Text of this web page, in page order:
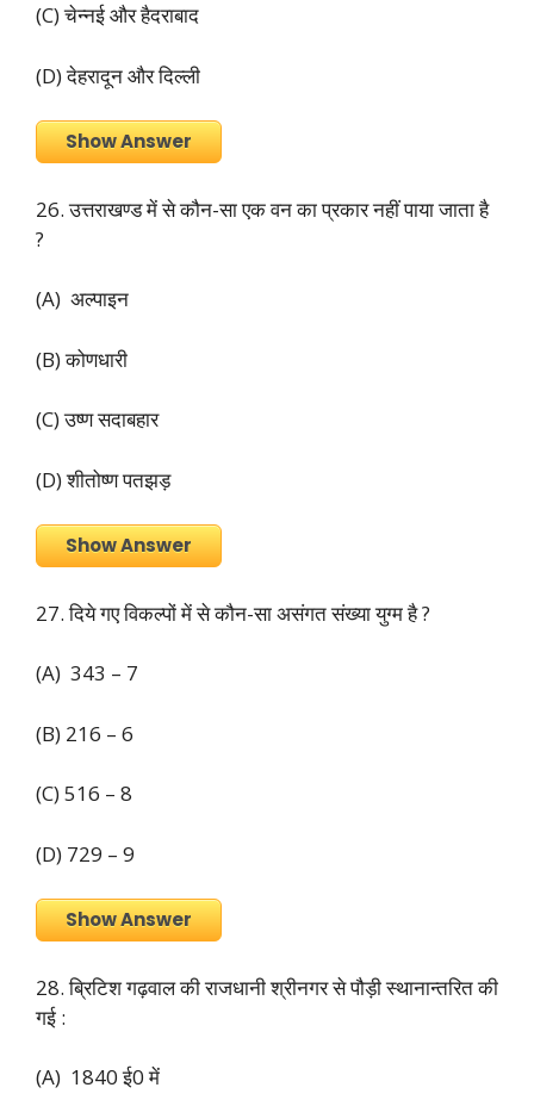
(C) चेन्नई और हैदराबाद
(D) देहरादून और दिल्ली
Show Answer
26. उत्तराखण्ड में से कौन-सा एक वन का प्रकार नहीं पाया जाता है
?
(A) अल्पाइन
(B) कोणधारी
(C) उष्ण सदाबहार
(D) शीतोष्ण पतझड़
Show Answer
27. दिये गए विकल्पों में से कौन-सा असंगत संख्या युग्म है ?
(A) 343 – 7
(B) 216 – 6
(C) 516 – 8
(D) 729 – 9
Show Answer
28. ब्रिटिश गढ़वाल की राजधानी श्रीनगर से पौड़ी स्थानान्तरित की
गई :
(A) 1840 ई0 में